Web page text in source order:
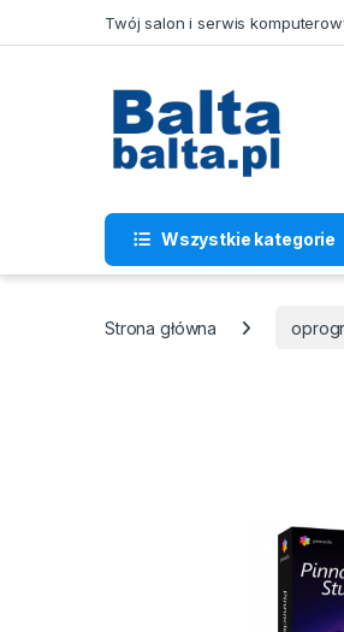
Skip to navigationTwój salon i serwis
Wszystkie kategorie
Strona główna